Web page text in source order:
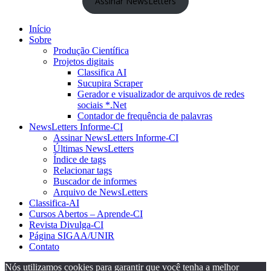
Início
Sobre
Produção Científica
Projetos digitais
Classifica AI
Sucupira Scraper
Gerador e visualizador de arquivos de redes
sociais *.Net
Contador de frequência de palavras
NewsLetters Informe-CI
Assinar NewsLetters Informe-CI
Últimas NewsLetters
Índice de tags
Relacionar tags
Buscador de informes
Arquivo de NewsLetters
Classifica-AI
Cursos Abertos – Aprende-CI
Revista Divulga-CI
Página SIGAA/UNIR
Contato
Nós utilizamos cookies para garantir que você tenha a melhor